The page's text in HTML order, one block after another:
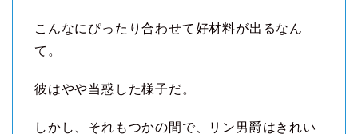
こんなにぴったり合わせて好材料が出るなん
て。
彼はやや当惑した様子だ。
しかし、それもつかの間で、リン男爵はきれい